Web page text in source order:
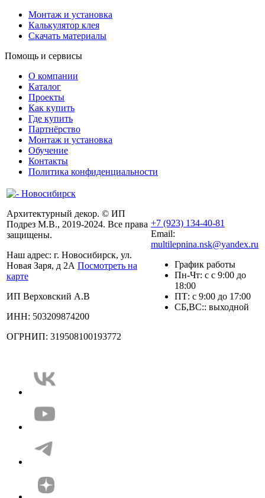
Монтаж и установка
Калькулятор клея
Скачать материалы
Помощь и сервисы
О компании
Каталог
Проекты
Как купить
Где купить
Партнёрство
Монтаж и установка
Обучение
Контакты
Политика конфиденциальности
Архитектурный декор. © ИП
Подрез М.В., 2019-2024. Все права
защищены.
Наш адрес: г. Новосибирск, ул.
Новая Заря, д 2А Посмотреть на
карте
ИП Верховский А.В
ИНН: 503209874200
ОГРНИП: 319508100193772
+7 (923) 134-40-81
Email:
multilepnina.nsk@yandex.ru
График работы
Пн-Чт: с с 9:00 до
18:00
ПТ: с 9:00 до 17:00
СБ,ВС:: выходной